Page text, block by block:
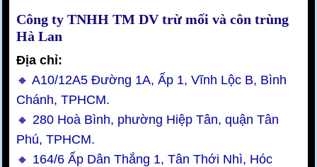
Công ty TNHH TM DV trừ mối và côn trùng
Hà Lan
Địa chỉ:
🔸 A10/12A5 Đường 1A, Ấp 1, Vĩnh Lộc B, Bình
Chánh, TPHCM.
🔸 280 Hoà Bình, phường Hiệp Tân, quận Tân
Phú, TPHCM.
🔸 164/6 Ấp Dân Thắng 1, Tân Thới Nhì, Hóc